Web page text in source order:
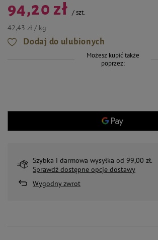
94,20 zł /szt.
42,43 zł / kg
Dodaj do ulubionych
Możesz kupić także
poprzez:
Szybka i darmowa wysyłka od 99,00 zł.
Sprawdź dostępne opcje dostawy
Wygodny zwrot